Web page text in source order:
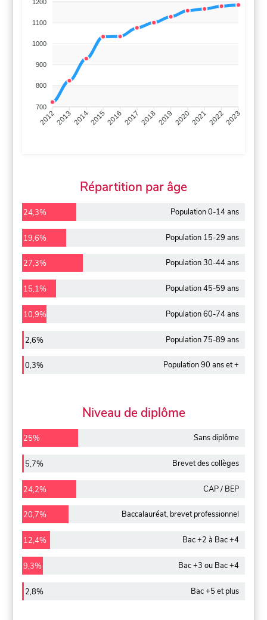
1200
1100
1000
900
800
700
201220132014201520162017 20182019 2020202120222023
Répartition par âge
24,3% Population 0-14 ans
19,6% Population 15-29 ans
27,3% Population 30-44 ans
15,1% Population 45-59 ans
10,9% Population 60-74 ans
2,6% Population 75-89 ans
0,3% Population 90 ans et +
Niveau de diplôme
25% Sans diplôme
5,7% Brevet des collèges
24,2% CAP / BEP
20,7% Baccalauréat, brevet professionnel
12,4% Bac +2 à Bac +4
9,3% Bac +3 ou Bac +4
2,8% Bac +5 et plus